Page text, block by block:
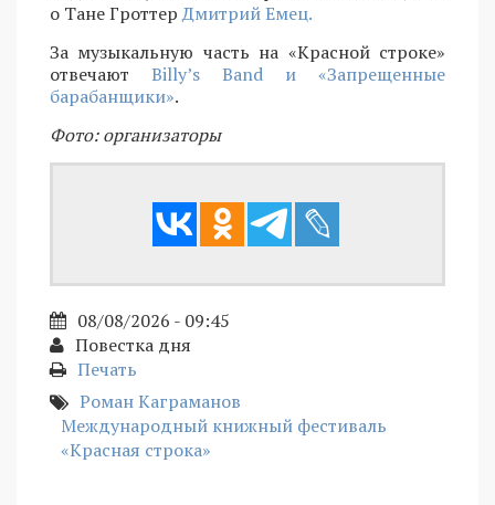
о Тане ГроттерДмитрий Емец.
За музыкальную часть на «Красной строке»
отвечают Billy’s Band и «Запрещенные
барабанщики».
Фото: организаторы
08/08/2026 - 09:45
Повестка дня
Печать
Роман Каграманов
Международный книжный фестиваль
«Красная строка»